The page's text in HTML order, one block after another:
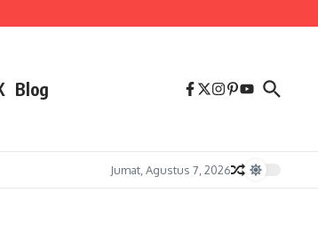
Blog
Jumat, Agustus 7, 2026